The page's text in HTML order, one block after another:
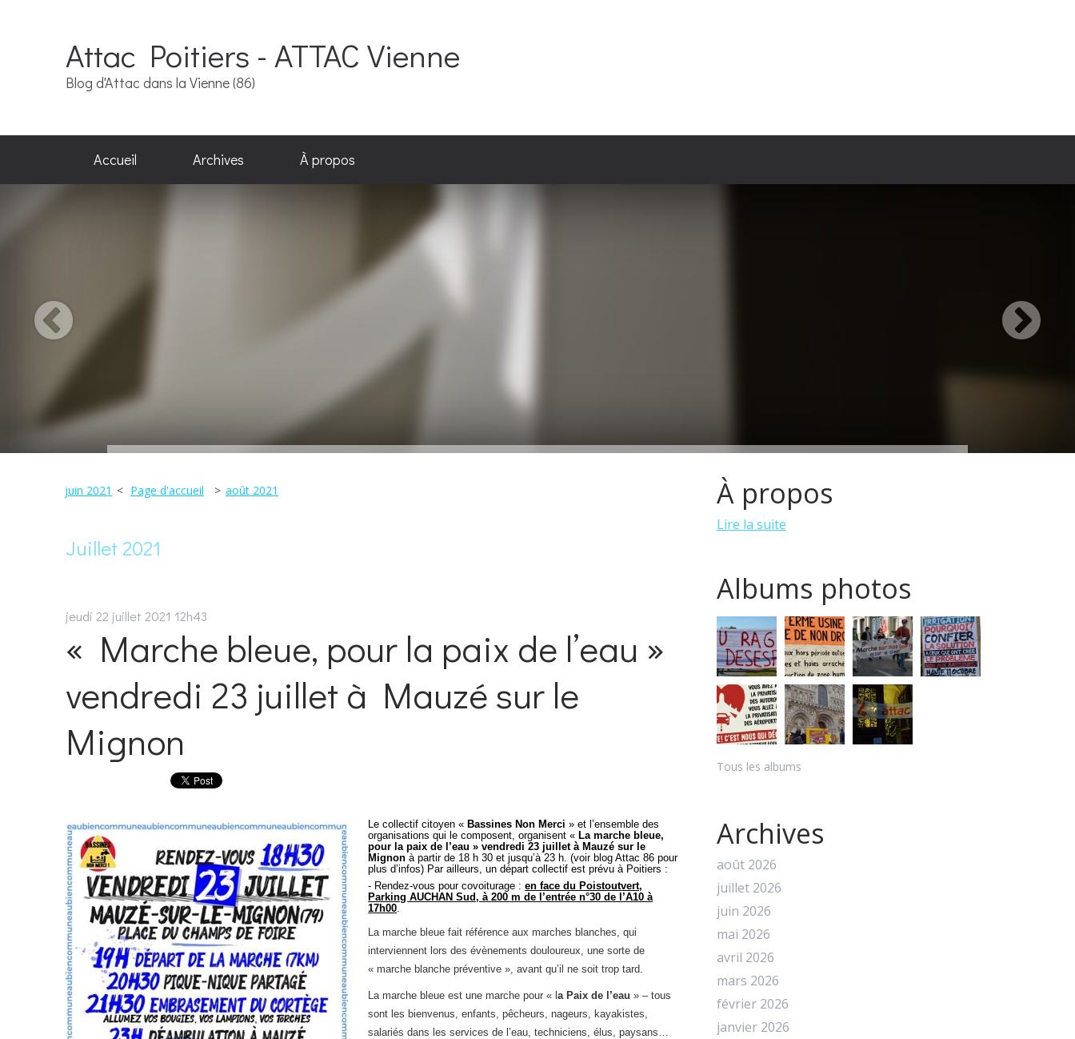
Attac Poitiers - ATTAC Vienne
Blog d'Attac dans la Vienne (86)
Accueil Archives À propos
juin 2021 Page d'accueil août 2021
Juillet 2021
jeudi 22 juillet 2021 12h43
« Marche bleue, pour la paix de l’eau »
vendredi 23 juillet à Mauzé sur le
Mignon
Le collectif citoyen « Bassines Non Merci » et l’ensemble des
organisations qui le composent, organisent « La marche bleue,
pour la paix de l’eau » vendredi 23 juillet à Mauzé sur le
Mignon à partir de 18 h 30 et jusqu’à 23 h. (voir blog Attac 86 pour
plus d’infos) Par ailleurs, un départ collectif est prévu à Poitiers :
- Rendez-vous pour covoiturage :en face du Poistoutvert,
Parking AUCHAN Sud, à 200 m de l’entrée n°30 de l’A10 à
17h00
La marche bleue fait référence aux marches blanches, qui
interviennent lors des évènements douloureux, une sorte de
« marche blanche préventive », avant qu’il ne soit trop tard.
La marche bleue est une marche pour « la Paix de l’eau » – tous
sont les bienvenus, enfants, pêcheurs, nageurs, kayakistes,
salariés dans les services de l’eau, techniciens, élus, paysans…
À propos
Lire la suite
Albums photos
Tous les albums
Archives
août 2026
juillet 2026
juin 2026
mai 2026
avril 2026
mars 2026
février 2026
janvier 2026